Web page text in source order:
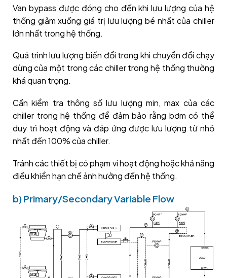
Van bypass được đóng cho đến khi lưu lượng của hệ
thống giảm xuống giá trị lưu lượng bé nhất của chiller
lớn nhất trong hệ thống.
Quá trình lưu lượng biến đổi trong khi chuyển đổi chạy
dừng của một trong các chiller trong hệ thống thường
khá quan trọng.
Cần kiểm tra thông số lưu lượng min, max của các
chiller trong hệ thống để đảm bảo rằng bơm có thể
duy trì hoạt động và đáp ứng được lưu lượng từ nhỏ
nhất đến 100% của chiller.
Tránh các thiết bị có phạm vi hoạt động hoặc khả năng
điều khiển hạn chế ảnh hưởng đến hệ thống.
b) Primary/Secondary Variable Flow